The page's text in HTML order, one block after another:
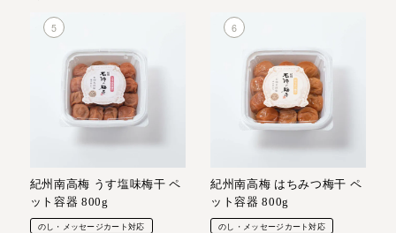
紀州南高梅 うす塩味梅干 ペ
ット容器 800g
のし・メッセージカート対応
紀州南高梅 はちみつ梅干 ペ
ット容器 800g
のし・メッセージカート対応